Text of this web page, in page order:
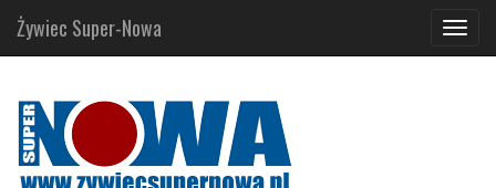
Żywiec Super-Nowa